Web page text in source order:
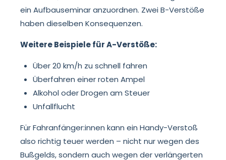
ein Aufbauseminar anzuordnen. Zwei B-Verstöße
haben dieselben Konsequenzen.
Weitere Beispiele für A-Verstöße:
Über 20 km/h zu schnell fahren
Überfahren einer roten Ampel
Alkohol oder Drogen am Steuer
Unfallflucht
Für Fahranfänger:innen kann ein Handy-Verstoß
also richtig teuer werden – nicht nur wegen des
Bußgelds, sondern auch wegen der verlängerten